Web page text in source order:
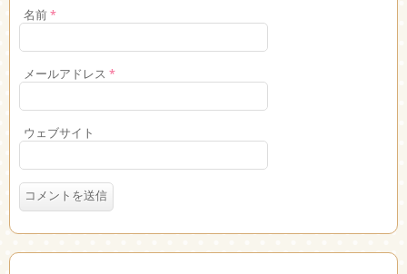
名前*
メールアドレス *
ウェブサイト